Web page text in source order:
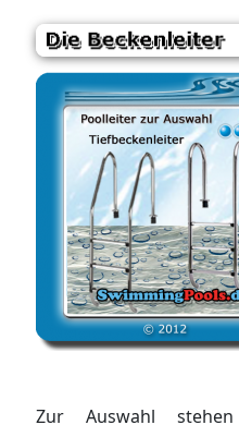
Zur Auswahl